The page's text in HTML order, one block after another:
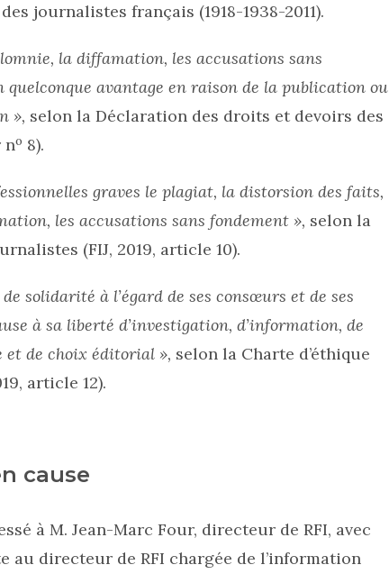
journalistes français (1918-1938-2011).
la diffamation, les accusations sans
avantage en raison de la publication ou
», selon la Déclaration des droits et devoirs des
no 8).
graves le plagiat, la distorsion des faits,
les accusations sans fondement », selon la
(FIJ, 2019, article 10).
solidarité à l’égard de ses consœurs et de ses
à sa liberté d’investigation, d’information, de
de choix éditorial », selon la Charte d’éthique
article 12).
cause
à M. Jean-Marc Four, directeur de RFI, avec
au directeur de RFI chargée de l’information